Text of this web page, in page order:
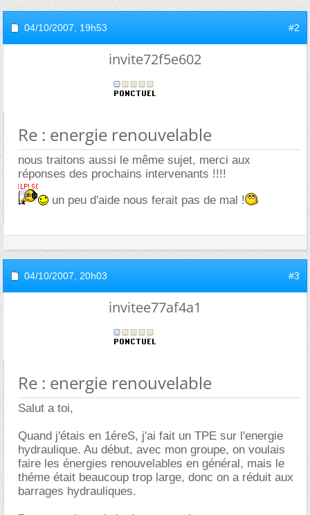
04/10/2007, 19h53 #2
invite72f5e602
Re : energie renouvelable
nous traitons aussi le même sujet, merci aux
réponses des prochains intervenants !!!!
un peu d'aide nous ferait pas de mal !
04/10/2007, 20h03 #3
invitee77af4a1
Re : energie renouvelable
Salut a toi,
Quand j'étais en 1éreS, j'ai fait un TPE sur l'energie
hydraulique. Au début, avec mon groupe, on voulais
faire les énergies renouvelables en général, mais le
théme était beaucoup trop large, donc on a réduit aux
barrages hydrauliques.